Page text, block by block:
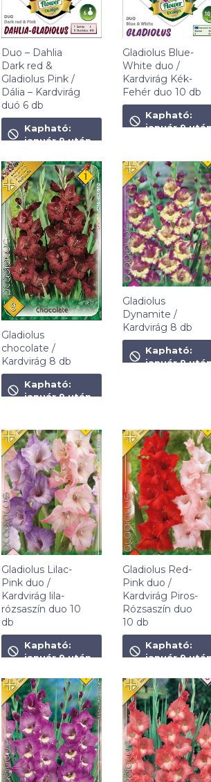
Duo – Dahlia
Dark red &
Gladiolus Pink /
Dália – Kardvirág
duó 6 db
1 090Ft
Kapható:
január 9 után
Gladiolus Blue-
White duo /
Kardvirág Kék-
Fehér duo 10 db
1 090Ft
Kapható:
január 9
Gladiolus
chocolate /
Kardvirág 8 db
Ft
Kapható:
január 9 után
Gladiolus
Dynamite /
Kardvirág 8 db
990Ft
Kapható:
január 9
Gladiolus Lilac-
Pink duo /
Kardvirág lila-
rózsaszín duo 10
db
1 090Ft
Kapható:
január 9 után
Gladiolus Red-
Pink duo /
Kardvirág Piros-
Rózsaszín duo
10 db
1 090Ft
Kapható:
január 9